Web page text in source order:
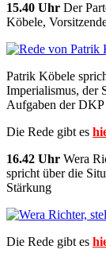
15.40 Uhr Der
Köbele,
Patrik Köbele
Imperialismus, der
Aufgaben der DKP
Die Rede gibt es
16.42 Uhr Wera
spricht über die
Stärkung
Die Rede gibt es